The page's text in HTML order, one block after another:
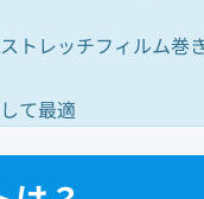
レッチフィルム巻
て最適